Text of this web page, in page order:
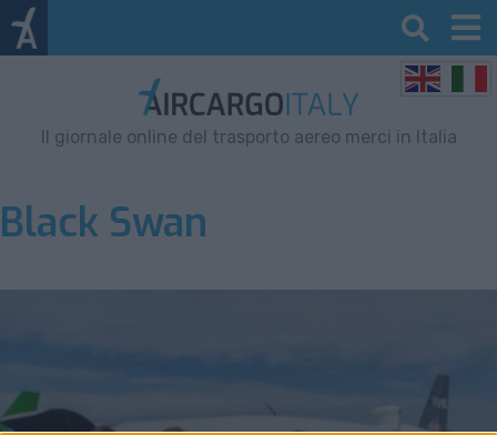
Il giornale online del trasporto aereo merci in Italia
Black Swan